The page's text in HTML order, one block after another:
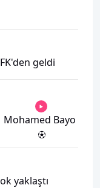
geldi
Mohamed Bayo
yaklaştı